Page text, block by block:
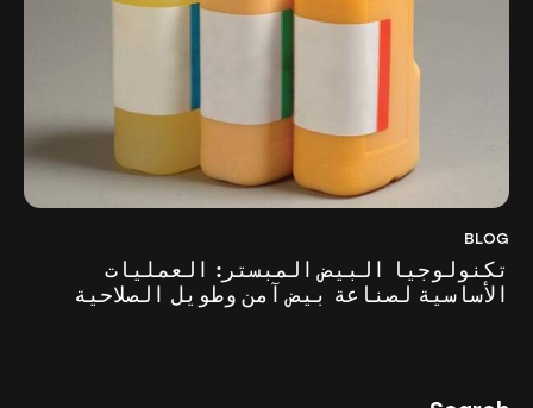
BLOG
تكنولوجيا البيض المبستر: العمليات
الأساسية لصناعة بيض آمن وطويل الصلاحية